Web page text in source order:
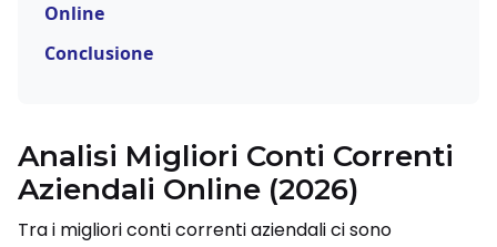
Online
Conclusione
Analisi Migliori Conti Correnti
Aziendali Online (2026)
Tra i migliori conti correnti aziendali ci sono